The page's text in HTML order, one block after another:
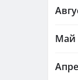
Май